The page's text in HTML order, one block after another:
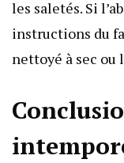
les saletés. Si
instructions du
nettoyé à sec ou